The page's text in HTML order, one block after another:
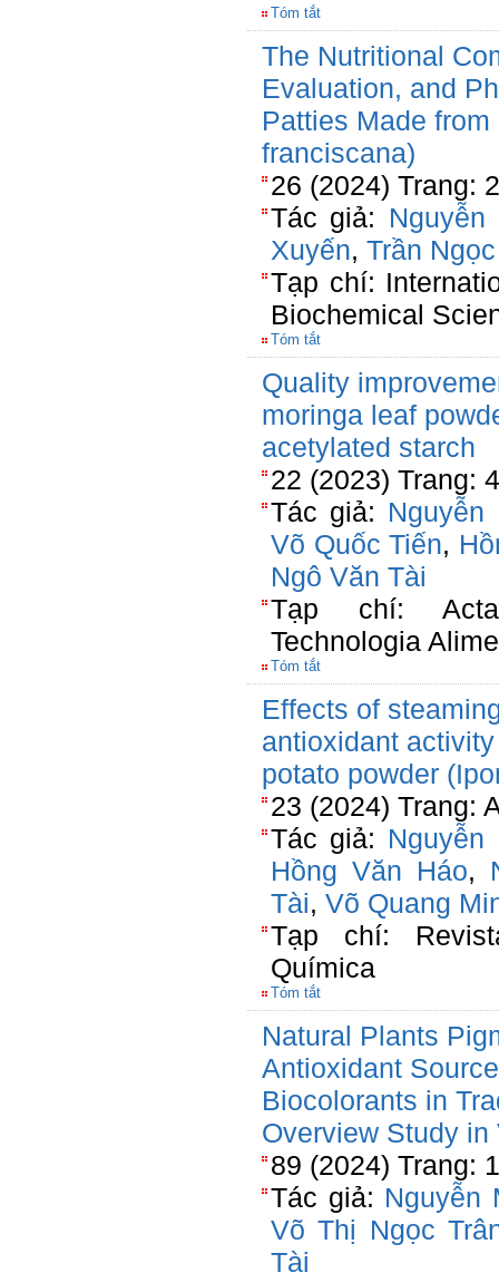
Tóm tắt
The Nutritional
Evaluation, and
Patties Made
franciscana)
26 (2024) Trang:
Tác giả: Nguyễn
Xuyến, Trần
Tạp chí:
Biochemical
Tóm tắt
Quality
moringa leaf
acetylated starch
22 (2023) Trang:
Tác giả: Nguyễn
Võ Quốc Tiến,
Ngô Văn Tài
Tạp chí: Acta
Technologia
Tóm tắt
Effects of
antioxidant
potato powder
23 (2024) Trang:
Tác giả: Nguyễn
Hồng Văn Háo,
Tài, Võ Quang
Tạp chí:
Química
Tóm tắt
Natural Plants
Antioxidant
Biocolorants in
Overview Study in
89 (2024) Trang:
Tác giả: Nguyễn
Võ Thị Ngọc
Tài